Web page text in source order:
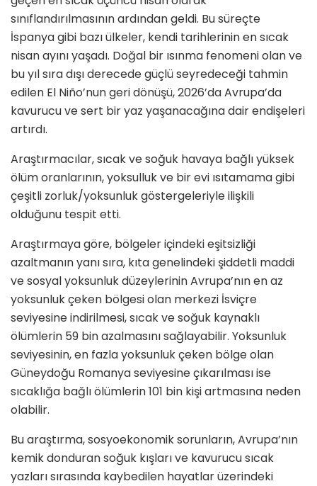
sınıflandırılmasının ardından geldi. Bu süreçte
İspanya gibi bazı ülkeler, kendi tarihlerinin en sıcak
nisan ayını yaşadı. Doğal bir ısınma fenomeni olan ve
bu yıl sıra dışı derecede güçlü seyredeceği tahmin
edilen El Niño’nun geri dönüşü, 2026’da Avrupa’da
kavurucu ve sert bir yaz yaşanacağına dair endişeleri
artırdı.
Araştırmacılar, sıcak ve soğuk havaya bağlı yüksek
ölüm oranlarının, yoksulluk ve bir evi ısıtamama gibi
çeşitli zorluk/yoksunluk göstergeleriyle ilişkili
olduğunu tespit etti.
Araştırmaya göre, bölgeler içindeki eşitsizliği
azaltmanın yanı sıra, kıta genelindeki şiddetli maddi
ve sosyal yoksunluk düzeylerinin Avrupa’nın en az
yoksunluk çeken bölgesi olan merkezi İsviçre
seviyesine indirilmesi, sıcak ve soğuk kaynaklı
ölümlerin 59 bin azalmasını sağlayabilir. Yoksunluk
seviyesinin, en fazla yoksunluk çeken bölge olan
Güneydoğu Romanya seviyesine çıkarılması ise
sıcaklığa bağlı ölümlerin 101 bin kişi artmasına neden
olabilir.
Bu araştırma, sosyoekonomik sorunların, Avrupa’nın
kemik donduran soğuk kışları ve kavurucu sıcak
yazları sırasında kaybedilen hayatlar üzerindeki